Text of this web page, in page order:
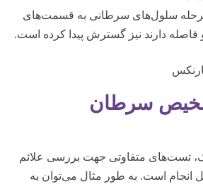
سلول‌های سرطانی به قسمت‌های
فاصله دارند نیز گسترش پیدا کرده است.
سرطان
تست‌های متفاوتی جهت بررسی علائم
انجام است. به طور مثال می‌توان به